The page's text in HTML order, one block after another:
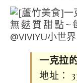
一克拉
地址：